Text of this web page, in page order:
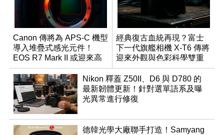
Canon 傳將為 APS-C 機型
導入堆疊式感光元件！
EOS R7 Mark II 或迎來高
速讀出升級
經典復古血統再現？富士
下一代旗艦相機 X-T6 傳將
迎來外觀與色彩科學雙重
優化
Nikon 釋蓋 Z50II、D6 與 D780 的
最新韌體更新！針對選單語系及曝
光異常進行修復
德韓光學大廠聯手打造！Samyang